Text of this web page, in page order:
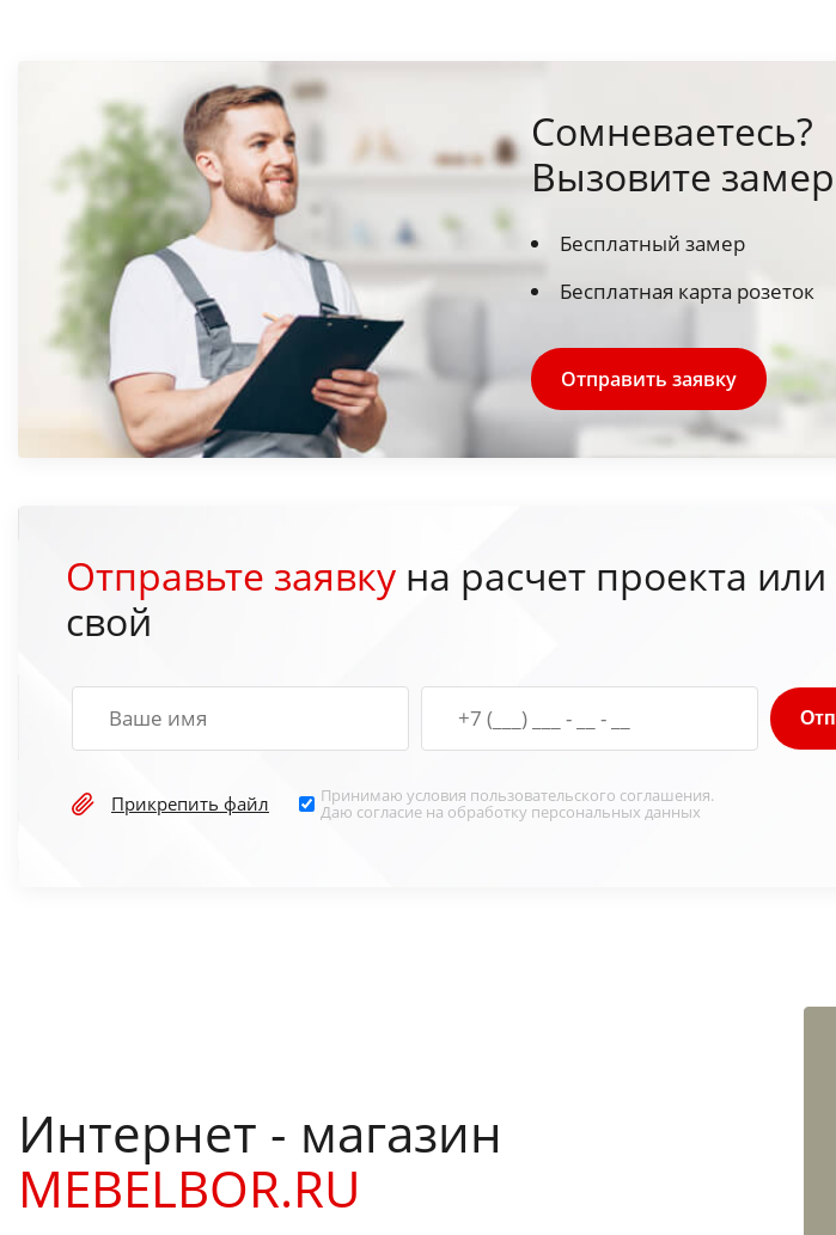
Сомневаетесь?
Вызовите
Бесплатный замер
Бесплатная карта розеток
Отправить заявку
Отправьте заявку на расчет проекта
свой
Прикрепить файл Принимаю условия пользовательского соглашения.
Даю согласие на обработку персональных данных
Интернет - магазин
MEBELBOR.RU